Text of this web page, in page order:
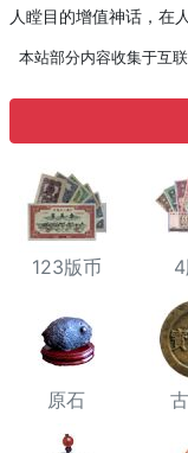
人瞠目的增值神话，在
本站部分内容收集于互
123版币
原石